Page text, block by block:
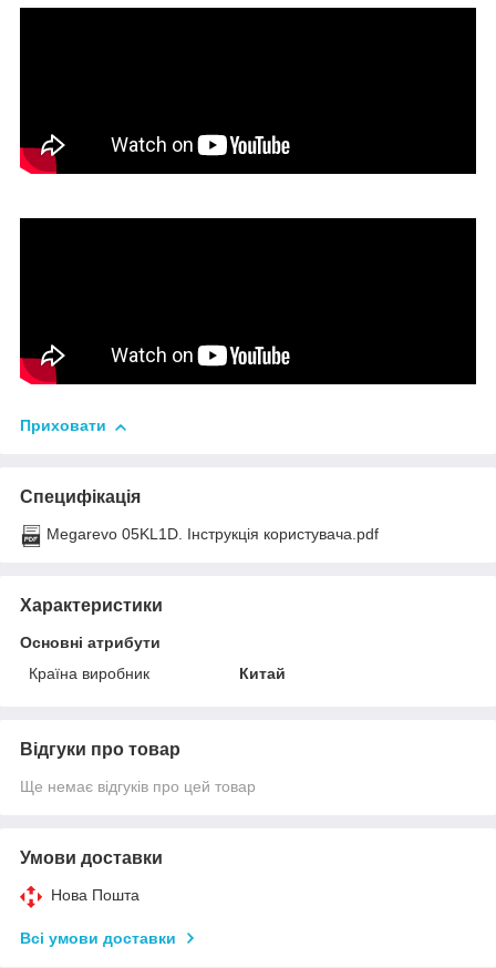
Приховати
Специфікація
Megarevo 05KL1D. Інструкція користувача.pdf
Характеристики
Основні атрибути
Країна виробник
Китай
Відгуки про товар
Ще немає відгуків про цей товар
Умови доставки
Нова Пошта
Всі умови доставки